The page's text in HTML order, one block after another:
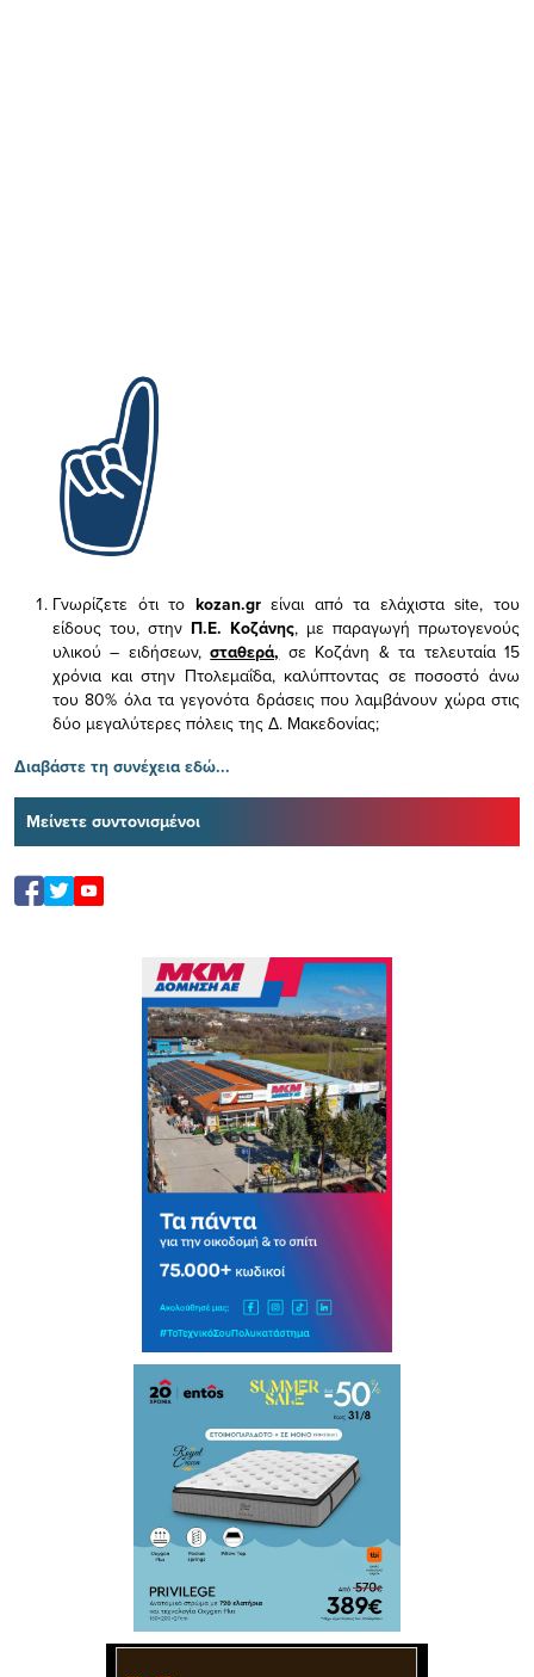
Γνωρίζετε ότι το kozan.gr είναι από τα ελάχισταsite, του
είδους του, στην Π.Ε. Κοζάνης, με παραγωγή πρωτογενούς
υλικού – ειδήσεων,σταθερά, σε Κοζάνη & τα τελευταία 15
χρόνια και στην Πτολεμαΐδα, καλύπτοντας σε ποσοστό άνω
του 80% όλα τα γεγονότα δράσεις που λαμβάνουν χώρα στις
δύο μεγαλύτερες πόλεις της Δ. Μακεδονίας;
Διαβάστε τη συνέχεια εδώ...
Μείνετε συντονισμένοι